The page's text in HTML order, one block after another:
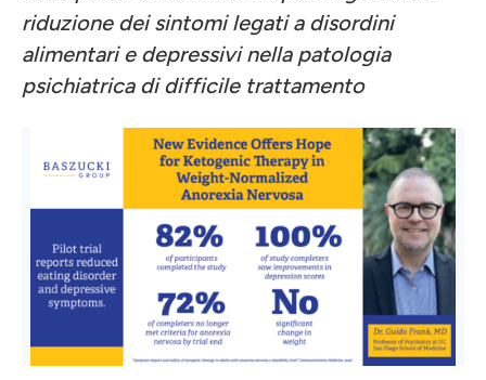
riduzione dei sintomi legati a disordini
alimentari e depressivi nella patologia
psichiatrica di difficile trattamento